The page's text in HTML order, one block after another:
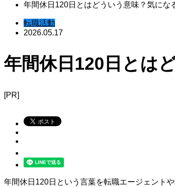
年間休日120日とはどういう意味？気にな
転職活動
2026.05.17
年間休日120日とは
[PR]
年間休日120日という言葉を転職エージェント